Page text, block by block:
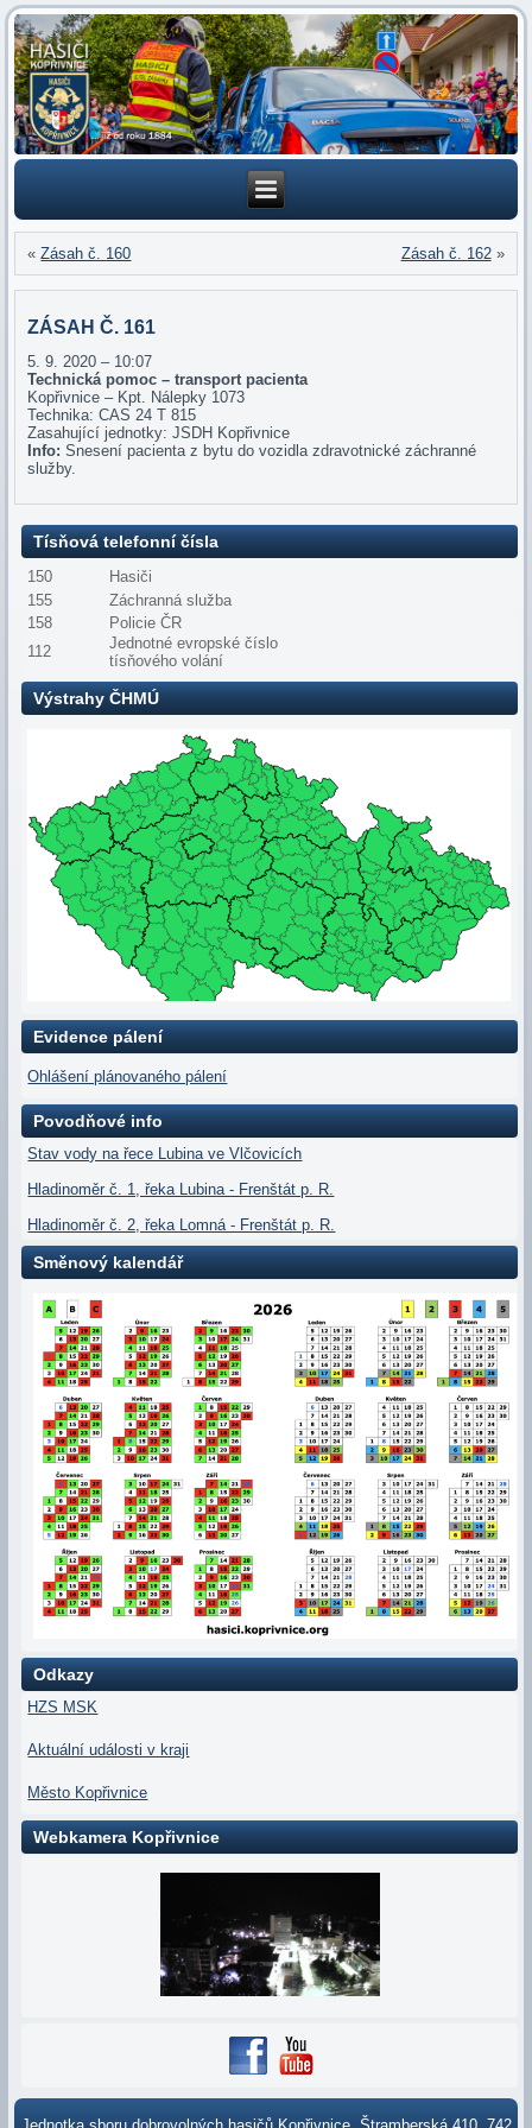
«Zásah č. 160 Zásah č. 162»
ZÁSAH Č. 161
5. 9. 2020 – 10:07
Technická pomoc – transport pacienta
Kopřivnice – Kpt. Nálepky 1073
Technika: CAS 24 T 815
Zasahující jednotky: JSDH Kopřivnice
Info:Snesení pacienta z bytu do vozidla zdravotnické záchranné
služby.
Tísňová telefonní čísla
150
Hasiči
155
Záchranná služba
158
Policie ČR
112
Jednotné evropské číslo
tísňového volání
Výstrahy ČHMÚ
Evidence pálení
Ohlášení plánovaného pálení
Povodňové info
Stav vody na řece Lubina ve Vlčovicích
Hladinoměr č. 1, řeka Lubina - Frenštát p. R.
Hladinoměr č. 2, řeka Lomná - Frenštát p. R.
Směnový kalendář
Odkazy
HZS MSK
Aktuální události v kraji
Město Kopřivnice
Webkamera Kopřivnice